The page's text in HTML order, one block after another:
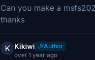
Can you make a
thanks
K Kikiwi
Author
over 1 year ago